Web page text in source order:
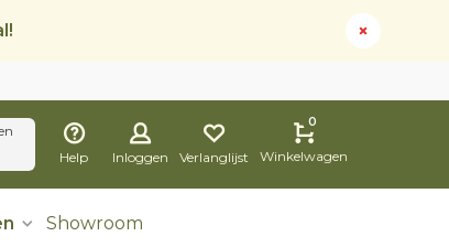
Help Inloggen Verlanglijst
0
Winkelwagen
Showroom